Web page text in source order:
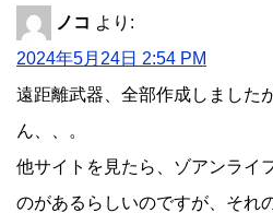
ノコ より:
2024年5月24日 2:54 PM
遠距離武器、全部作成しました
ん、、。
他サイトを見たら、ゾアンライ
のがあるらしいのですが、それ